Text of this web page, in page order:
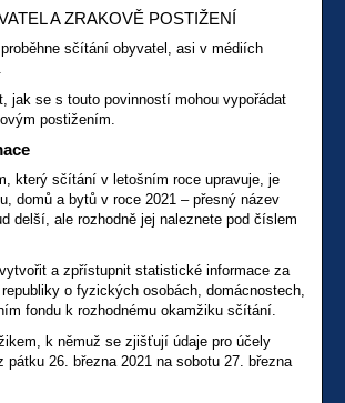
A ZRAKOVĚ POSTIŽENÍ
sčítání obyvatel, asi v médiích
jak se s touto povinností mohou vypořádat
postižením.
který sčítání v letošním roce upravuje, je
domů a bytů v roce 2021 – přesný název
delší, ale rozhodně jej naleznete pod číslem
a zpřístupnit statistické informace za
o fyzických osobách, domácnostech,
fondu k rozhodnému okamžiku sčítání.
k němuž se zjišťují údaje pro účely
26. března 2021 na sobotu 27. března